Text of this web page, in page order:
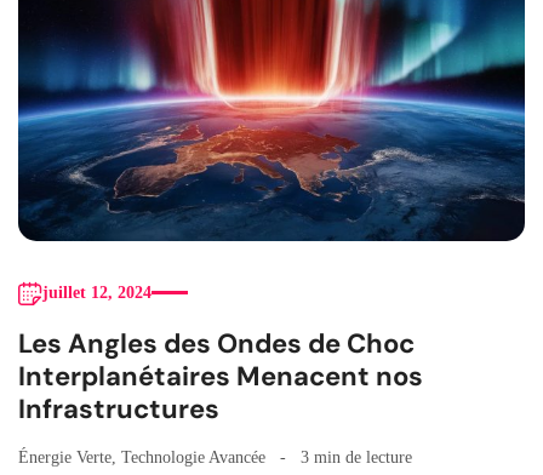
juillet 12, 2024
Les Angles des Ondes de Choc
Interplanétaires Menacent nos
Infrastructures
Énergie Verte Technologie Avancée 3 min de lecture